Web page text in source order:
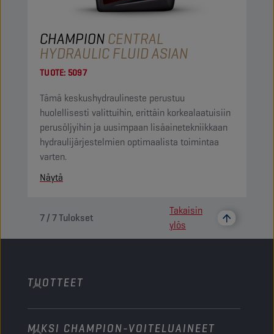
CHAMPIONCENTRAL
HYDRAULIC FLUID ASIAN
TUOTE: 5097
Tämä keskushydraulineste perustuu
huolellisesti valittuihin, erittäin korkealaatuisiin
perusöljyihin ja uusimpaan lisäainetekniikkaan
hydraulijärjestelmien optimaalista toimintaa
varten.
Näytä
7/7Tulokset
Takaisin
ylös
TUOTTEET
Henkilöautot
MIKSI CHAMPION-VOITELUAINEET